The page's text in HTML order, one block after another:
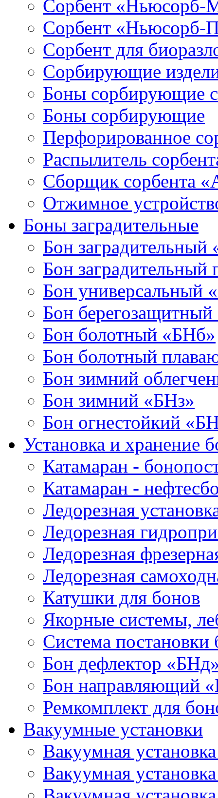
Сорбент «Ньюсорб-
Сорбент «Ньюсорб-
Сорбент для
Сорбирующие
Боны сорбирующие
Боны сорбирующие
Перфорированное
Распылитель
Сборщик сорбента
Отжимное
Боны заградительные
Бон заградительный
Бон
Бон универсальный
Бон
Бон болотный «БНб»
Бон болотный
Бон зимний
Бон зимний «БНз»
Бон огнестойкий
Установка и хранение
Катамаран -
Катамаран -
Ледорезная
Ледорезная
Ледорезная
Ледорезная
Катушки для бонов
Якорные системы,
Система
Бон дефлектор
Бон направляющий
Ремкомплект для
Вакуумные установки
Вакуумная
Вакуумная